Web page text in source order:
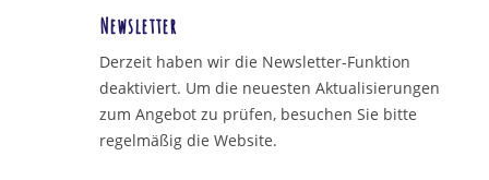
Newsletter
Derzeit haben wir die Newsletter-Funktion
deaktiviert. Um die neuesten Aktualisierungen
zum Angebot zu prüfen, besuchen Sie bitte
regelmäßig die Website.